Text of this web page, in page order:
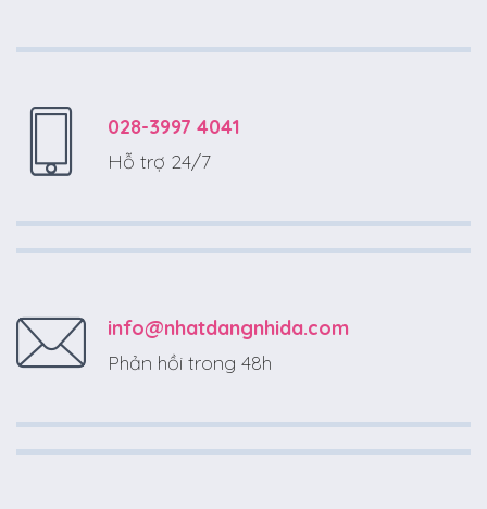
028-3997 4041
Hỗ trợ 24/7
info@nhatdangnhida.com
Phản hồi trong 48h